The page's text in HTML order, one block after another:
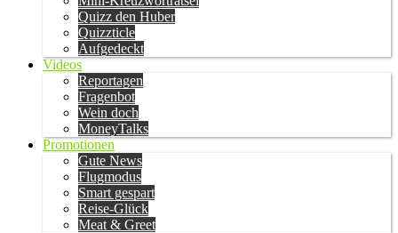
Quizz den Huber
Quizzticle
Aufgedeckt
Videos
Reportagen
Fragenbot
Wein doch
MoneyTalks
Promotionen
Gute News
Flugmodus
Smart gespart
Reise-Glück
Meat & Greet